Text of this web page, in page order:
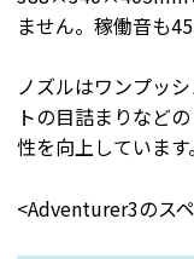
ません。稼働音も
ノズルはワンプッ
トの目詰まりなど
性を向上しています。
<Adventurer3のス